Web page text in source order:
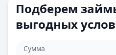
Подберем
выгодных
Сумма